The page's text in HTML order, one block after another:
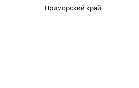
Приморский край